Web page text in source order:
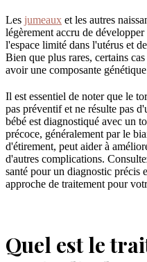
Les jumeaux et les autres
légèrement accru de
l'espace limité dans l'utérus et
Bien que plus rares, certains
avoir une composante
Il est essentiel de noter que le
pas préventif et ne résulte pas
bébé est diagnostiqué avec un
précoce, généralement par le
d'étirement, peut aider à
d'autres complications.
santé pour un diagnostic précis
approche de traitement pour
Quel est le